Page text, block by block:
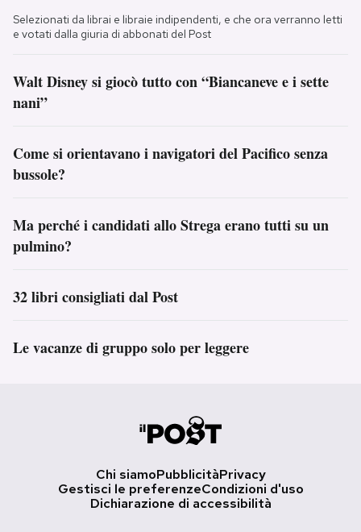
Selezionati da librai e libraie indipendenti, e che ora verranno letti
e votati dalla giuria di abbonati del Post
Walt Disney si giocò tutto con “Biancaneve e i sette
nani”
Come si orientavano i navigatori del Pacifico senza
bussole?
Ma perché i candidati allo Strega erano tutti su un
pulmino?
32 libri consigliati dal Post
Le vacanze di gruppo solo per leggere
Chi siamoPubblicitàPrivacy
Gestisci le preferenzeCondizioni d'uso
Dichiarazione di accessibilità